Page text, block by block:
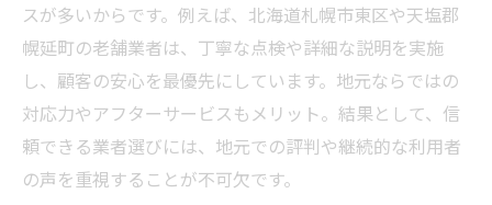
スが多いからです。例えば、北海道札幌市東区や天塩郡
幌延町の老舗業者は、丁寧な点検や詳細な説明を実施
し、顧客の安心を最優先にしています。地元ならではの
対応力やアフターサービスもメリット。結果として、信
頼できる業者選びには、地元での評判や継続的な利用者
の声を重視することが不可欠です。